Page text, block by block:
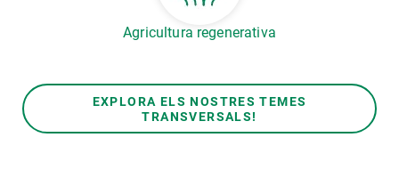
Agricultura regenerativa
EXPLORA ELS NOSTRES TEMES
TRANSVERSALS!